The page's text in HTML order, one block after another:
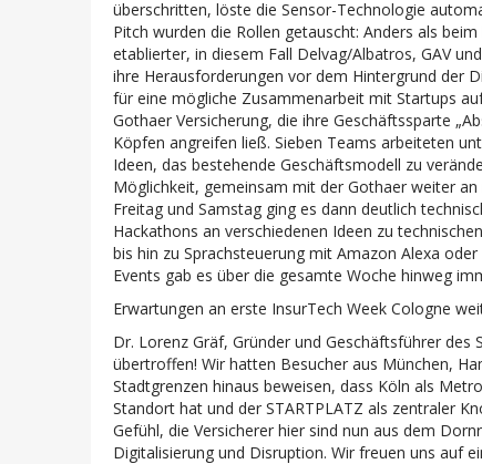
überschritten, löste die Sensor-Technologie
Pitch wurden die Rollen getauscht: Anders als
etablierter, in diesem Fall Delvag/Albatros, GAV
ihre Herausforderungen vor dem Hintergrund der
für eine mögliche Zusammenarbeit mit Startups
Gothaer Versicherung, die ihre Geschäftssparte
Köpfen angreifen ließ. Sieben Teams arbeiteten
Ideen, das bestehende Geschäftsmodell zu
Möglichkeit, gemeinsam mit der Gothaer weiter
Freitag und Samstag ging es dann deutlich
Hackathons an verschiedenen Ideen zu
bis hin zu Sprachsteuerung mit Amazon Alexa
Events gab es über die gesamte Woche hinweg
Erwartungen an erste InsurTech Week Cologne
Dr. Lorenz Gräf, Gründer und Geschäftsführer des
übertroffen! Wir hatten Besucher aus München,
Stadtgrenzen hinaus beweisen, dass Köln als
Standort hat und der STARTPLATZ als zentraler
Gefühl, die Versicherer hier sind nun aus dem
Digitalisierung und Disruption. Wir freuen uns auf